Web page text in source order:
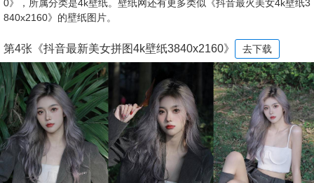
0》，所属分类是4k壁纸。壁纸网还有更多类似《抖音最火美女4k壁纸3
840x2160》的壁纸图片。
第4张《抖音最新美女拼图4k壁纸3840x2160》 去下载